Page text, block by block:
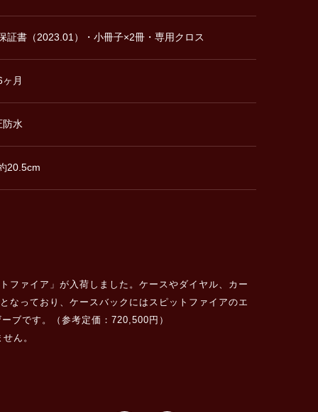
証書（2023.01）・小冊子×2冊・専用クロス
月
防水
20.5cm
ァイア」が入荷しました。ケースやダイヤル、カー
なっており、ケースバックにはスピットファイアのエ
ブです。（参考定価：720,500円）
ん。